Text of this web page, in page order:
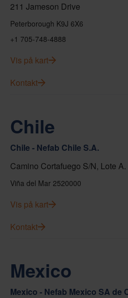
211 Jameson Drive
Peterborough K9J 6X6
+1 705-748-4888
Vis på kart
Kontakt
Chile
Chile - Nefab Chile S.A.
Camino Cortafuego S/N, Lote A.
Viña del Mar 2520000
Vis på kart
Kontakt
Mexico
Mexico - Nefab Mexico SA de